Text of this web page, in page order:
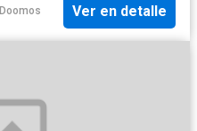
Doomos Ver en detalle